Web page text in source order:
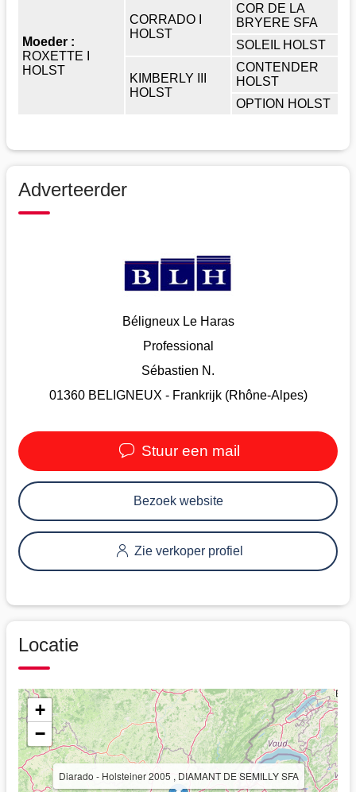
Moeder :
ROXETTE I
HOLST
CORRADO I
HOLST
COR DE LA
BRYERE SFA
SOLEIL HOLST
KIMBERLY III
HOLST
CONTENDER
HOLST
OPTION HOLST
Adverteerder
Béligneux Le Haras
Professional
Sébastien N.
01360 BELIGNEUX - Frankrijk (Rhône-Alpes)
Stuur een mail
Bezoek website
Zie verkoper profiel
Locatie
Diarado - Holsteiner 2005 , DIAMANT DE SEMILLY SFA
+
−